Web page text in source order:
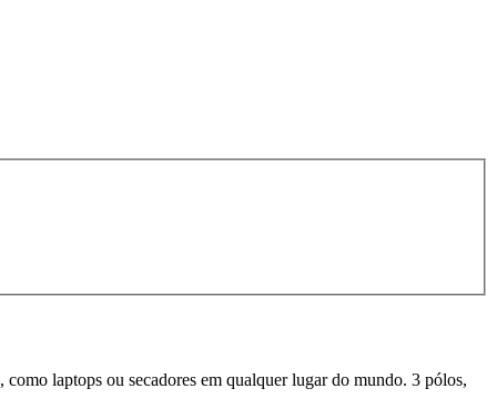
laptops ou secadores em qualquer lugar do mundo. 3 pólos,